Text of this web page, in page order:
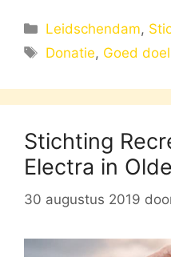
Categorieën
Leidschendam,
Tags
Donatie, Goed doel
Stichting
Electra in
30 augustus 2019